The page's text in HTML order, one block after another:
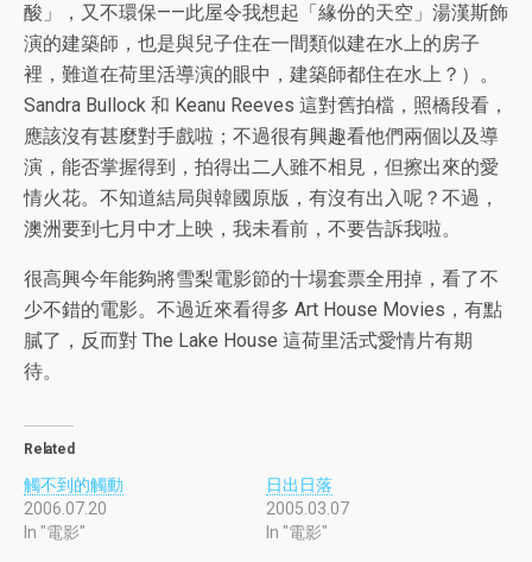
酸」，又不環保——此屋令我想起「緣份的天空」湯漢斯飾
演的建築師，也是與兒子住在一間類似建在水上的房子
裡，難道在荷里活導演的眼中，建築師都住在水上？）。
Sandra Bullock 和 Keanu Reeves 這對舊拍檔，照橋段看，
應該沒有甚麼對手戲啦；不過很有興趣看他們兩個以及導
演，能否掌握得到，拍得出二人雖不相見，但擦出來的愛
情火花。不知道結局與韓國原版，有沒有出入呢？不過，
澳洲要到七月中才上映，我未看前，不要告訴我啦。
很高興今年能夠將雪梨電影節的十場套票全用掉，看了不
少不錯的電影。不過近來看得多 Art House Movies，有點
膩了，反而對 The Lake House 這荷里活式愛情片有期
待。
Related
觸不到的觸動
2006.07.20
In "電影"
日出日落
2005.03.07
In "電影"